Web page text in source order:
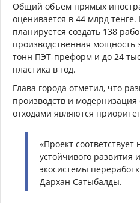
Общий объем прямых
оценивается в 44 млрд
планируется создать 138
производственная мощность
тонн ПЭТ-преформ и до 24
пластика в год.
Глава города отметил, что
производств и
отходами являются
«Проект
устойчивого развития
экосистемы
Дархан Сатыбалды.